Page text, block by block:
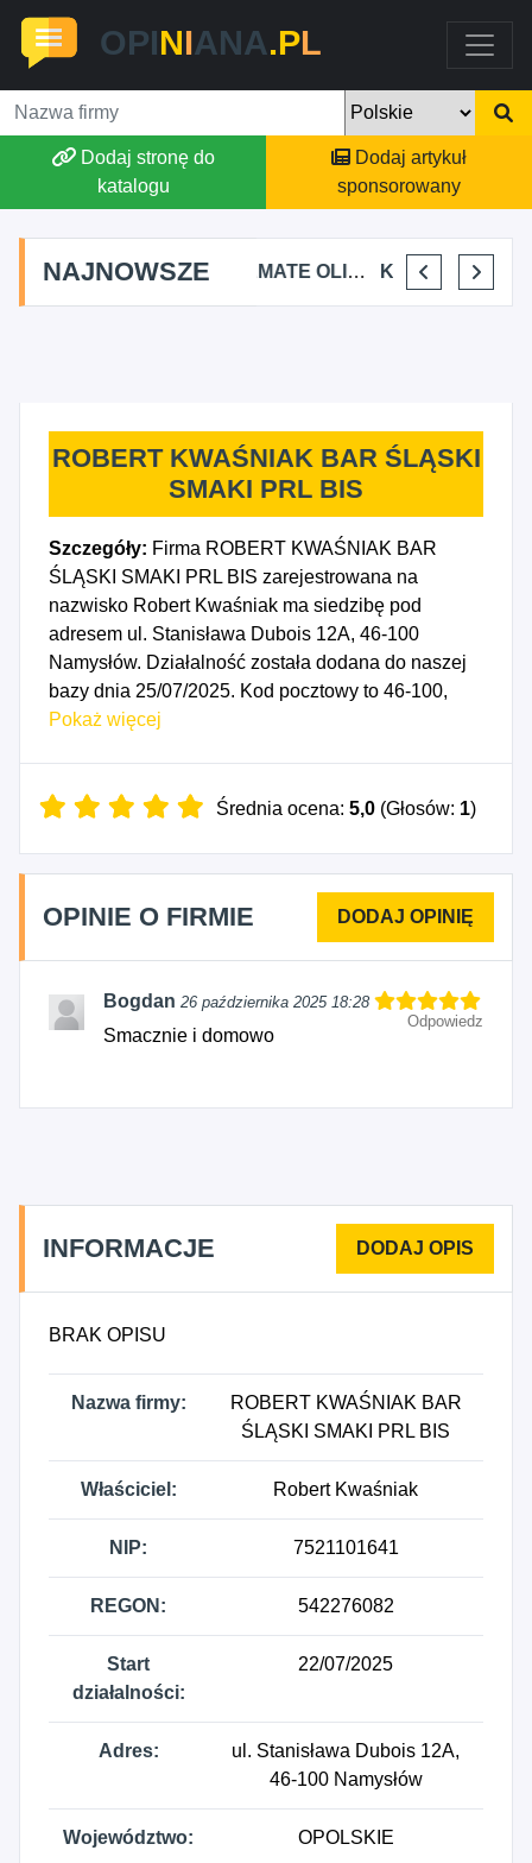
OPINIANA.PL
Dodaj stronę do
katalogu
Dodaj artykuł
sponsorowany
NAJNOWSZE
ALEKSANDRA BAKA KAJU BUS JUSTYNA JASTRZĘBSKA
ROBERT KWAŚNIAK BAR ŚLĄSKI
SMAKI PRL BIS
Szczegóły: Firma ROBERT KWAŚNIAK BAR
ŚLĄSKI SMAKI PRL BIS zarejestrowana na
nazwisko Robert Kwaśniak ma siedzibę pod
adresem ul. Stanisława Dubois 12A, 46-100
Namysłów. Działalność została dodana do naszej
bazy dnia 25/07/2025. Kod pocztowy to 46-100,
województwo OPOLSKIE, powiat namysłowski.
firmy ROBERT KWAŚNIAK BAR ŚLĄSKI SMAKI
22/07/2025. Wybrane kody PKD to: 5611Z -
Restauracje, 5621Z - Przygotowywanie i
dostarczanie żywności dla odbiorców
przygotowywanie i dostarczanie żywności dla
odbiorców zewnętrznych (katering regularny) i
Pokaż więcej
Średnia ocena: 5,0 (Głosów: 1)
OPINIE O FIRMIE
Bogdan 26 października 2025 18:28
Odpowiedz
Smacznie i domowo
INFORMACJE
BRAK OPISU
Nazwa firmy:
ROBERT KWAŚNIAK BAR
ŚLĄSKI SMAKI PRL BIS
Właściciel: Robert Kwaśniak
NIP: 7521101641
REGON: 542276082
Start
działalności:
22/07/2025
Adres:
ul. Stanisława Dubois 12A,
46-100 Namysłów
Województwo: OPOLSKIE